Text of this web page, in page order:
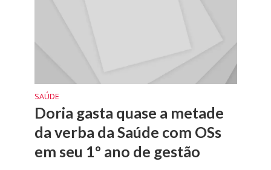
SAÚDE
Doria gasta quase a metade
da verba da Saúde com OSs
em seu 1º ano de gestão